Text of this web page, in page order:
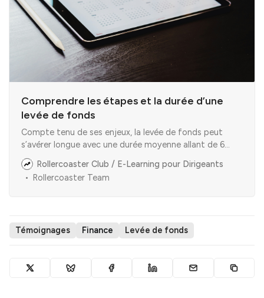
Comprendre les étapes et la durée d’une
levée de fonds
Compte tenu de ses enjeux, la levée de fonds peut
s’avérer longue avec une durée moyenne allant de 6
mois à plus d′1 an. Avant de s’y engager, il est
important d’avoir une bonne connaissance des
différentes étapes qu’elle implique. Pour réaliser une
Rollercoaster Club / E-Learning pour Dirigeants
Rollercoaster Team
Témoignages Finance Levée de fonds